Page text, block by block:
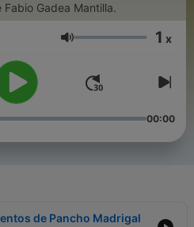
Gadea Mantilla.
Volume 1 x
00:00
de Pancho Madrigal